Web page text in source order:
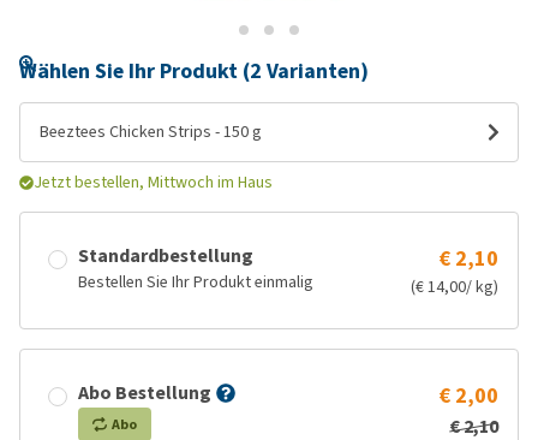
Wählen Sie Ihr Produkt (2 Varianten)
Beeztees Chicken Strips - 150 g
Jetzt bestellen, Mittwoch im Haus
Standardbestellung
Bestellen Sie Ihr Produkt einmalig
€ 2,10
(€ 14,00/ kg)
Abo Bestellung
Abo
€ 2,00
€ 2,10